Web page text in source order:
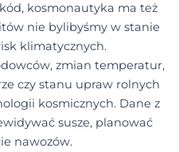
kosmonautyka ma też
nie bylibyśmy w stanie
klimatycznych.
zmian temperatur,
czy stanu upraw rolnych
kosmicznych. Dane z
susze, planować
nawozów.